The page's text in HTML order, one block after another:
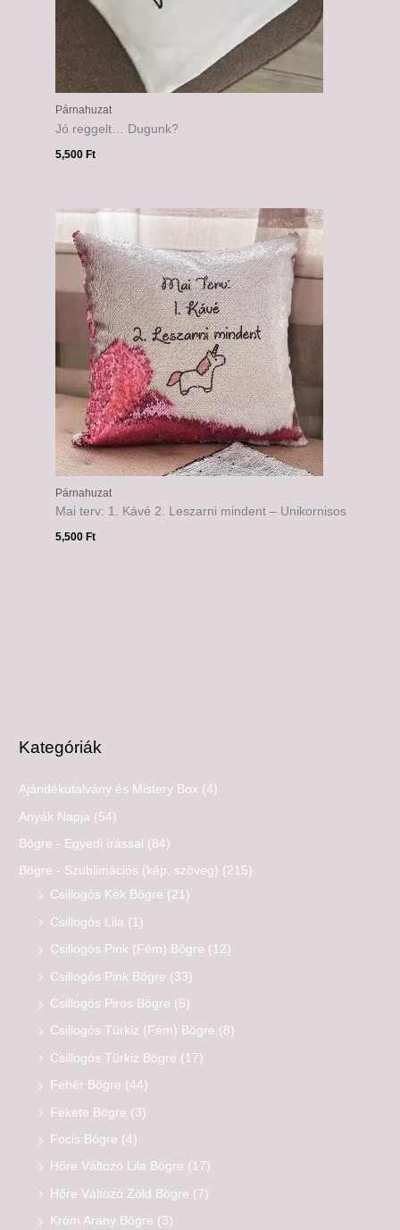
Kategóriák
Ajándékutalvány és Mistery Box (4)
Anyák Napja (54)
Bögre - Egyedi írással (84)
Bögre - Szublimációs (kép, szöveg) (215)
Csillogós Kék Bögre (21)
Csillogós Lila (1)
Csillogós Pink (Fém) Bögre (12)
Csillogós Pink Bögre (33)
Csillogós Piros Bögre (5)
Csillogós Türkiz (Fém) Bögre (8)
Csillogós Türkiz Bögre (17)
Fehér Bögre (44)
Fekete Bögre (3)
Focis Bögre (4)
Hőre Változó Lila Bögre (17)
Hőre Változó Zöld Bögre (7)
Króm Arany Bögre (3)
Párnahuzat
Jó reggelt… Dugunk?
5,500Ft
Párnahuzat
Mai terv: 1. Kávé 2. Leszarni mindent – Unikornisos
5,500 Ft